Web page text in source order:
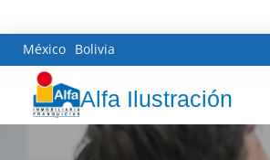
México Bolivia
Alfa Ilustración